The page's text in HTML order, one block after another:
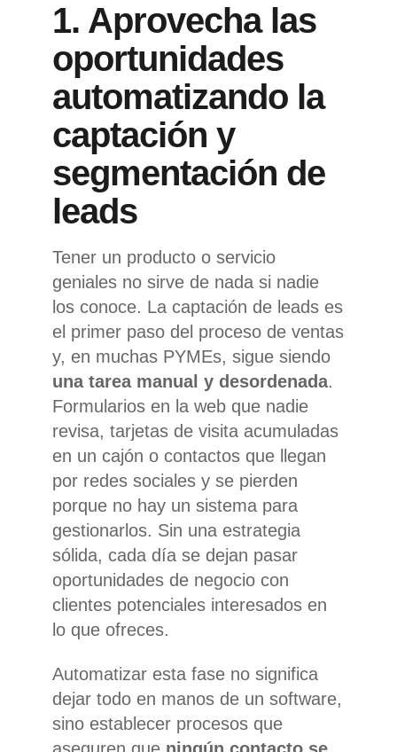
1. Aprovecha las
oportunidades
automatizando la
captación y
segmentación de
leads
Tener un producto o servicio
geniales no sirve de nada si nadie
los conoce. La captación de leads es
el primer paso del proceso de ventas
y, en muchas PYMEs, sigue siendo
una tarea manual y desordenada.
Formularios en la web que nadie
revisa, tarjetas de visita acumuladas
en un cajón o contactos que llegan
por redes sociales y se pierden
porque no hay un sistema para
gestionarlos. Sin una estrategia
sólida, cada día se dejan pasar
oportunidades de negocio con
clientes potenciales interesados en
lo que ofreces.
Automatizar esta fase no significa
dejar todo en manos de un software,
sino establecer procesos que